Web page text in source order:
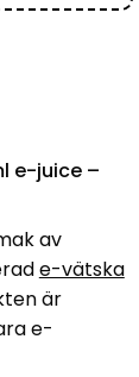
e-juice –
av
e-vätska
är
e-